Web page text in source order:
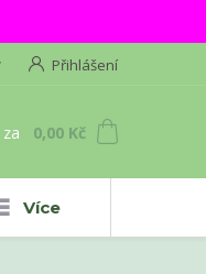
Přihlášení
za 0,00 Kč
Více